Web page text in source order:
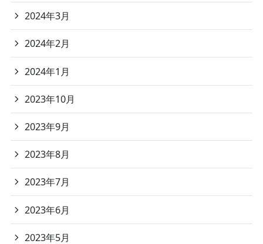
2024年3月
2024年2月
2024年1月
2023年10月
2023年9月
2023年8月
2023年7月
2023年6月
2023年5月